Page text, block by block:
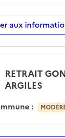
aux
RETRAIT
ARGILES
: